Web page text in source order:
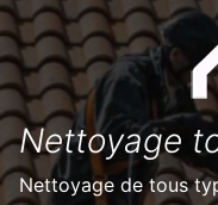
Nettoyage
Nettoyage de tous